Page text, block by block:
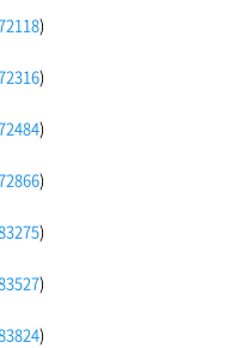
)
)
)
)
)
)
)